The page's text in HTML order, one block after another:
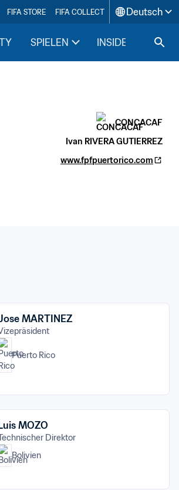
FIFA STORE FIFA COLLECT Deutsch
SPIELEN INSIDE FIFA
CONCACAF
Ivan RIVERA GUTIERREZ
www.fpfpuertorico.com
MARTINEZ
Puerto Rico
Luis MOZO
Direktor
Bolivien